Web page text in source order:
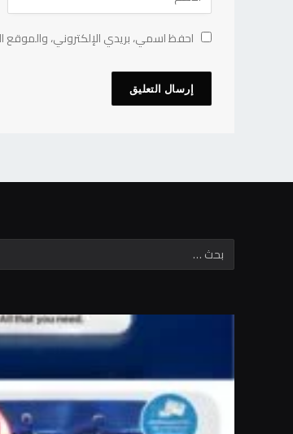
احفظ اسمي، بريدي الإلكتروني، والموقع